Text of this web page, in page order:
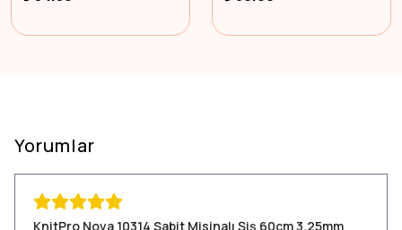
Yorumlar
KnitPro Nova 10314 Sabit Misinalı Şiş 60cm 3.25mm